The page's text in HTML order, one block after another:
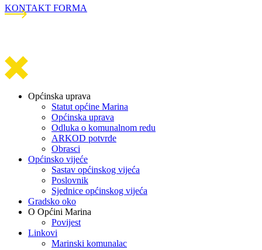
KONTAKT FORMA
Općinska uprava
Statut općine Marina
Općinska uprava
Odluka o komunalnom redu
ARKOD potvrde
Obrasci
Općinsko vijeće
Sastav općinskog vijeća
Poslovnik
Sjednice općinskog vijeća
Gradsko oko
O Općini Marina
Povijest
Linkovi
Marinski komunalac